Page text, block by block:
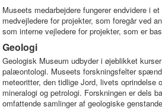
Museets medarbejdere fungerer endvidere i
medvejledere for projekter, som foregår ved
som interne vejledere for projekter, som er
Geologi
Geologisk Museum udbyder i øjeblikket
palæontologi. Museets forskningsfelter
meteoritter, den tidlige Jord, livets oprindelse
mineralogi og petrologi. Forskningen er dels
omfattende samlinger af geologiske